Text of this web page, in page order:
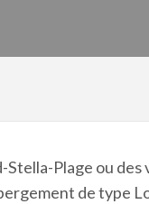
Plage ou
de type